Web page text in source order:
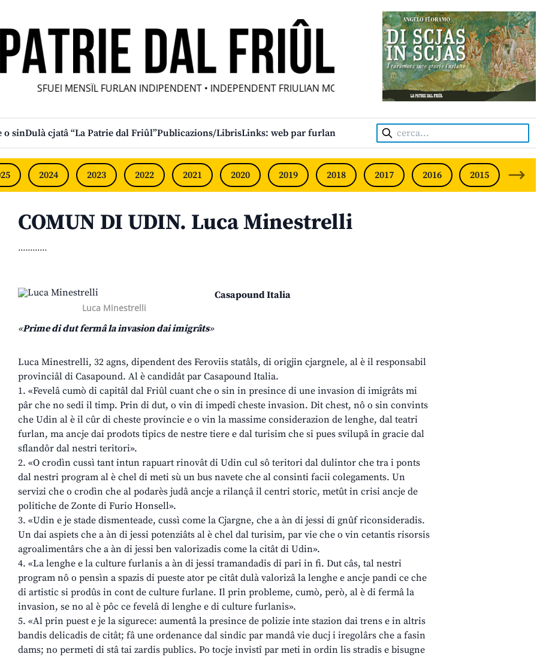
SFUEI MENSÎL FURLAN INDIPENDENT • INDEPENDENT FRIULIAN MONTHLY • NEODVISNI FURLANSKI MESEČNIK •
o sinDulà cjatâ “La Patrie dal Friûl”Publicazions/LibrisLinks: web par furlan Cerca:
2024 2023 2022 2021 2020 2019 2018 2017 2016 2015 2014
COMUN DI UDIN. Luca Minestrelli
............
Luca Minestrelli
Casapound Italia
«Prime di dut fermâ la invasion dai imigrâts»
Luca Minestrelli, 32 agns, dipendent des Feroviis statâls, di origjin cjargnele, al è il responsabil
provinciâl di Casapound. Al è candidât par Casapound Italia.
1. «Fevelâ cumò di capitâl dal Friûl cuant che o sin in presince di une invasion di imigrâts mi
pâr che no sedi il timp. Prin di dut, o vin di impedî cheste invasion. Dit chest, nô o sin convints
che Udin al è il cûr di cheste provincie e o vin la massime considerazion de lenghe, dal teatri
furlan, ma ancje dai prodots tipics de nestre tiere e dal turisim che si pues svilupâ in gracie dal
sflandôr dal nestri teritori».
2. «O crodìn cussì tant intun rapuart rinovât di Udin cul sô teritori dal dulintor che tra i ponts
dal nestri program al è chel di meti sù un bus navete che al consinti facii colegaments. Un
servizi che o crodìn che al podarès judâ ancje a rilançâ il centri storic, metût in crisi ancje de
politiche de Zonte di Furio Honsell».
3. «Udin e je stade dismenteade, cussì come la Cjargne, che a àn di jessi di gnûf riconsideradis.
Un dai aspiets che a àn di jessi potenziâts al è chel dal turisim, par vie che o vin cetantis risorsis
agroalimentârs che a àn di jessi ben valorizadis come la citât di Udin».
4. «La lenghe e la culture furlanis a àn di jessi tramandadis di pari in fi. Dut câs, tal nestri
program nô o pensìn a spazis di pueste ator pe citât dulà valorizâ la lenghe e ancje pandi ce che
di artistic si prodûs in cont de culture furlane. Il prin probleme, cumò, però, al è di fermâ la
invasion, se no al è pôc ce fevelâ di lenghe e di culture furlanis».
5. «Al prin puest e je la sigurece: aumentâ la presince de polizie inte stazion dai trens e in altris
bandis delicadis de citât; fâ une ordenance dal sindic par mandâ vie ducj i iregolârs che a fasin
dams; no permeti di stâ tai zardis publics. Po tocje invistî par meti in ordin lis stradis e bisugne